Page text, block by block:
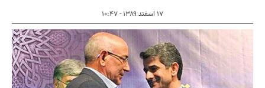
۱۷ اسفند ۱۳۸۹ - ۱۰:۴۷